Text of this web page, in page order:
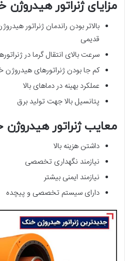
مزایای ژنراتور
بالاتر بودن راندمان ژنراتور
قدیمی
سرعت بالای انتقال گرما در
کم جا بودن ژنراتورهای
عملکرد بهینه در دماهای بالا
پتانسیل بالا جهت تولید برق
معایب ژنراتور
داشتن هزینه بالا
نیازمند نگهداری تخصصی
نیازمند ایمنی بیشتر
دارای سیستم تخصصی و پیچده